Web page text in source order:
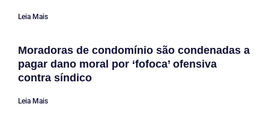
Leia Mais
Moradoras de condomínio são condenadas a
pagar dano moral por ‘fofoca’ ofensiva
contra síndico
Leia Mais